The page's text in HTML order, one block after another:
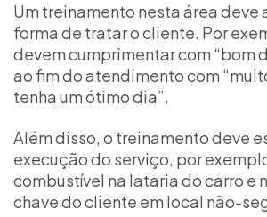
Um treinamento nesta área deve
forma de tratar o cliente. Por
devem cumprimentar com “bom
ao fim do atendimento com
tenha um ótimo dia”.
Além disso, o treinamento deve
execução do serviço, por
combustível na lataria do carro e
chave do cliente em local não-